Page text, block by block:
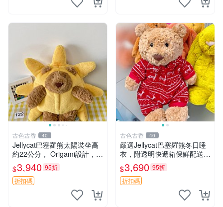
古色古香 40
Jellycat巴塞羅熊太陽裝坐高
約22公分， Origami設計，來
自越南。嚴選 Recommendat
ion！巴塞羅、 Origami熊、J
elly
$3,940 95折
折扣碼
古色古香 40
嚴選Jellycat巴塞羅熊冬日睡
衣，附透明快遞箱保鮮配送，
童趣可愛可收藏 巴塞羅熊 睡
衣 透明袋
$3,690 95折
折扣碼